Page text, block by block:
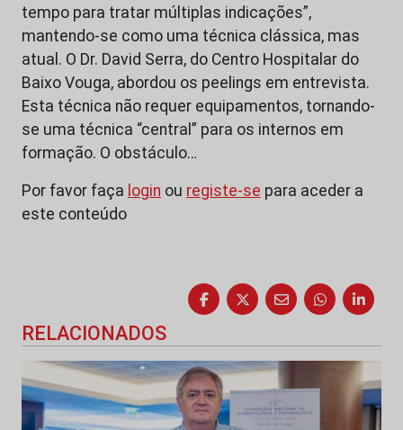
tempo para tratar múltiplas indicações”,
mantendo-se como uma técnica clássica, mas
atual. O Dr. David Serra, do Centro Hospitalar do
Baixo Vouga, abordou os peelings em entrevista.
Esta técnica não requer equipamentos, tornando-
se uma técnica “central” para os internos em
formação. O obstáculo…
Por favor faça login ou registe-se para aceder a
este conteúdo
RELACIONADOS